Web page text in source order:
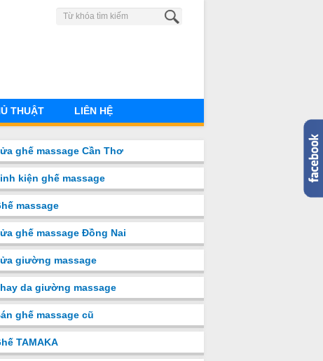
THUẬT LIÊN HỆ
ghế massage Cần Thơ
kiện ghế massage
massage
ghế massage Đồng Nai
giường massage
da giường massage
ghế massage cũ
TAMAKA